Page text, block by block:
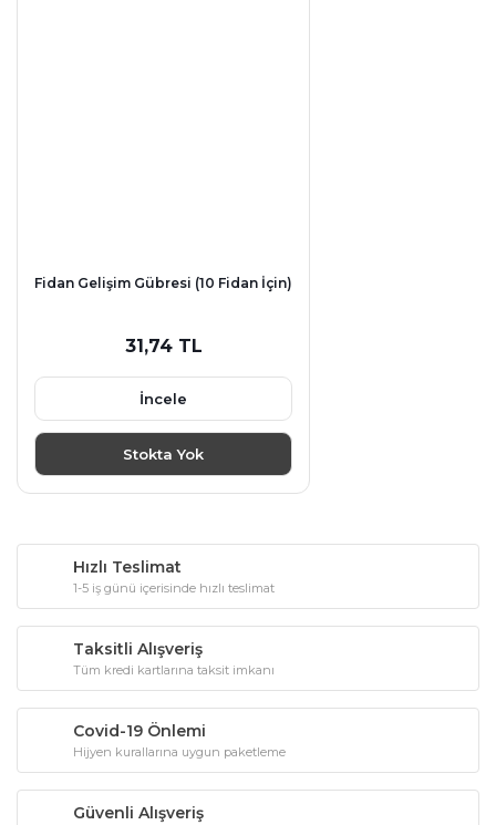
Fidan Gelişim Gübresi (10 Fidan İçin)
31,74 TL
İncele
Stokta Yok
Hızlı Teslimat
1-5 iş günü içerisinde hızlı teslimat
Taksitli Alışveriş
Tüm kredi kartlarına taksit imkanı
Covid-19 Önlemi
Hijyen kurallarına uygun paketleme
Güvenli Alışveriş